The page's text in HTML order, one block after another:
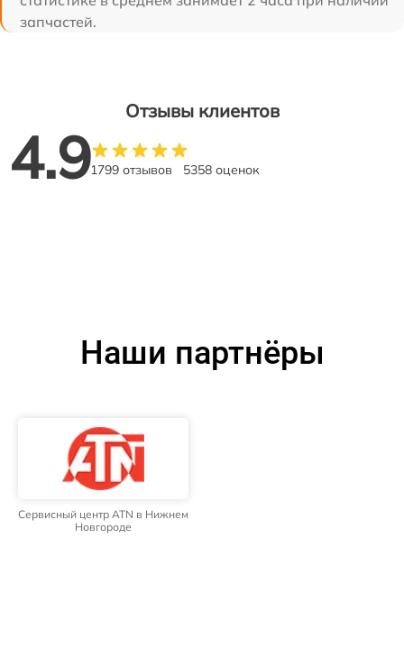
запчастей.
Отзывы клиентов
4.91799 отзывов 5358 оценок
Наши партнёры
Сервисный центр ATN в Нижнем
Новгороде